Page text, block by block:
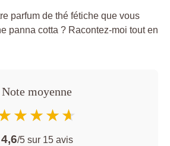
parfum de thé fétiche que vous
panna cotta ? Racontez-moi tout en
Note moyenne
4,6/5 sur 15avis